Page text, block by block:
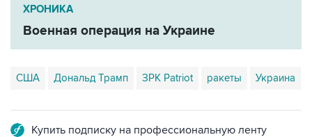
ХРОНИКА
Военная операция на Украине
США Дональд Трамп ЗРК Patriot ракеты Украина
Купить подписку на профессиональную ленту